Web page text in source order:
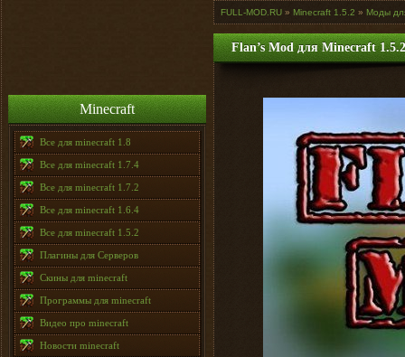
Minecraft
Все для minecraft 1.8
Все для minecraft 1.7.4
Все для minecraft 1.7.2
Все для minecraft 1.6.4
Все для minecraft 1.5.2
Плагины для Серверов
Скины для minecraft
Программы для minecraft
Видео про minecraft
Новости minecraft
FULL-MOD.RU » Minecraft 1.5.2 » Моды
Flan’s Mod для Minecraft 1.5.2